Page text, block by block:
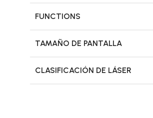
FUNCTIONS
TAMAÑO DE PANTALLA
CLASIFICACIÓN DE LÁSER